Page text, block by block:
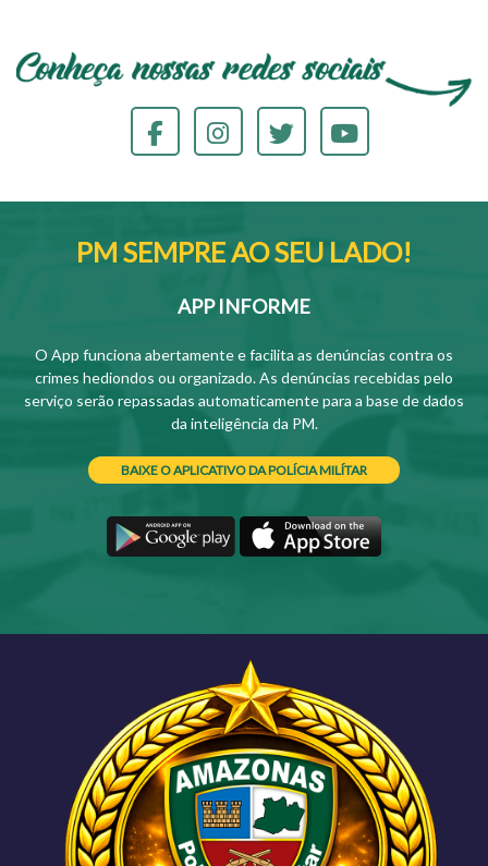
PM SEMPRE AO SEU LADO!
APP INFORME
O App funciona abertamente e facilita as denúncias contra os
crimes hediondos ou organizado. As denúncias recebidas pelo
serviço serão repassadas automaticamente para a base de dados
da inteligência da PM.
BAIXE O APLICATIVO DA POLÍCIA MILÍTAR